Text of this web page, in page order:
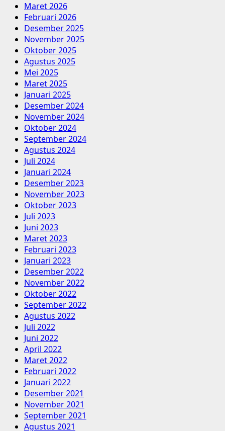
Maret 2026
Februari 2026
Desember 2025
November 2025
Oktober 2025
Agustus 2025
Mei 2025
Maret 2025
Januari 2025
Desember 2024
November 2024
Oktober 2024
September 2024
Agustus 2024
Juli 2024
Januari 2024
Desember 2023
November 2023
Oktober 2023
Juli 2023
Juni 2023
Maret 2023
Februari 2023
Januari 2023
Desember 2022
November 2022
Oktober 2022
September 2022
Agustus 2022
Juli 2022
Juni 2022
April 2022
Maret 2022
Februari 2022
Januari 2022
Desember 2021
November 2021
September 2021
Agustus 2021